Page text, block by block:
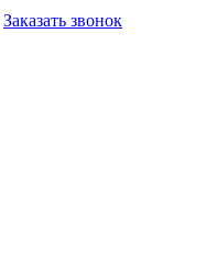
Заказать звонок